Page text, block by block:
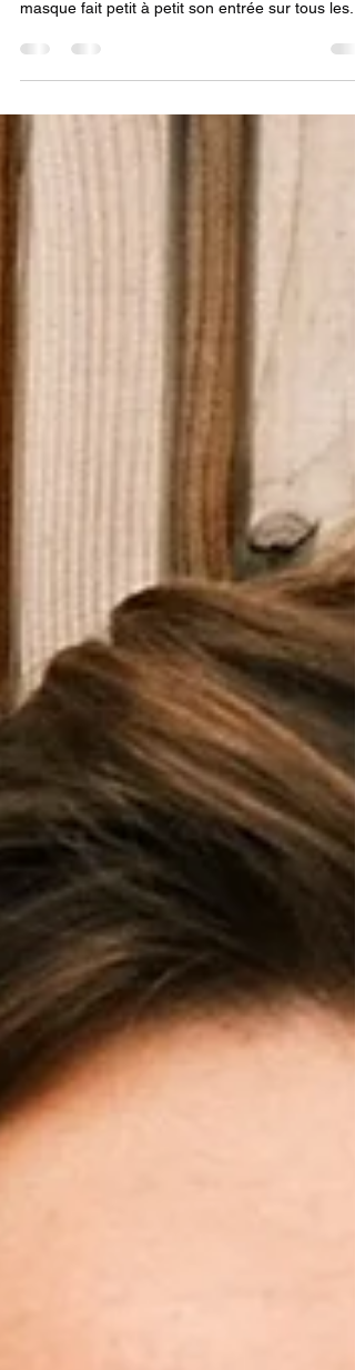
Popularisé par Mbappé pendant la coupe
masque fait petit à petit son entrée sur tous les...